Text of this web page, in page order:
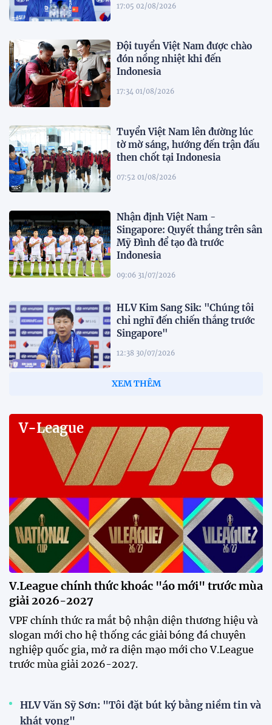
17:05 02/08/2026
Đội tuyển Việt Nam được chào
đón nồng nhiệt khi đến
Indonesia
17:34 01/08/2026
Tuyển Việt Nam lên đường lúc
tờ mờ sáng, hướng đến trận đấu
then chốt tại Indonesia
07:52 01/08/2026
Nhận định Việt Nam -
Singapore: Quyết thắng trên sân
Mỹ Đình để tạo đà trước
Indonesia
09:06 31/07/2026
HLV Kim Sang Sik: "Chúng tôi
chỉ nghĩ đến chiến thắng trước
Singapore"
12:38 30/07/2026
12:32 30/07/2026
Tiền đạo Đình Bắc: "Chỉ cần đội
không đều hạnh phúc"
12:20 30/07/2026
Phóng viên Singapore bất ngờ
xuất hiện tại sân tập để theo dõi
sao nhập tịch tuyển Việt Nam
Đội tuyển Việt Nam chạm trán
Thái Lan tại Division 1 FIFA